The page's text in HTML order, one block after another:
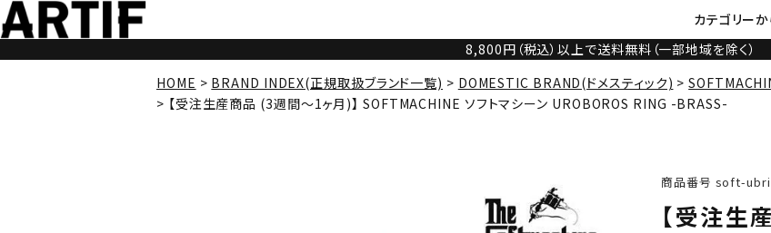
カテゴリー
8,800円（税込）以上で送料無料（一部地域を除く）
HOME
BRAND INDEX(正規取扱ブランド一覧) DOMESTIC BRAND(ドメスティック)
【受注生産商品 (3週間～1ヶ月)】 SOFTMACHINE ソフトマシーン UROBOROS RING -BRASS-
商品番号 soft-
【受注生